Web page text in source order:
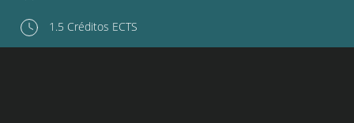
1.5 Créditos ECTS